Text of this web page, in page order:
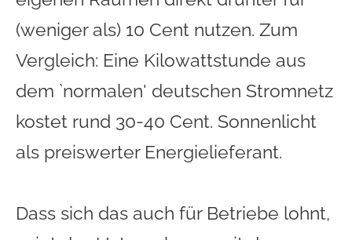
(weniger als) 10 Cent nutzen. Zum
Vergleich: Eine Kilowattstunde aus
dem `normalen' deutschen Stromnetz
kostet rund 30-40 Cent. Sonnenlicht
als preiswerter Energielieferant.
Dass sich das auch für Betriebe lohnt,